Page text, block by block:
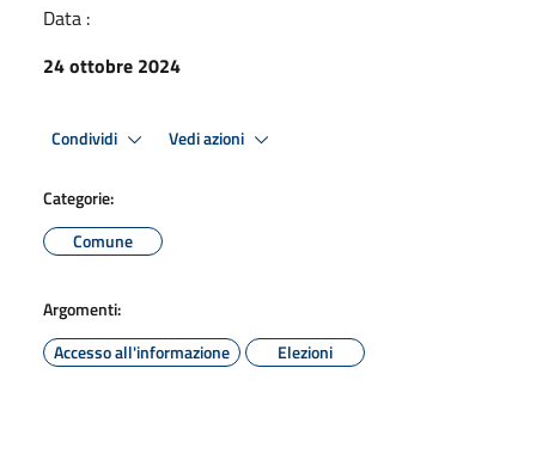
Data :
24 ottobre 2024
Condividi Vedi azioni
Categorie:
Comune
Argomenti:
Accesso all'informazione
Elezioni